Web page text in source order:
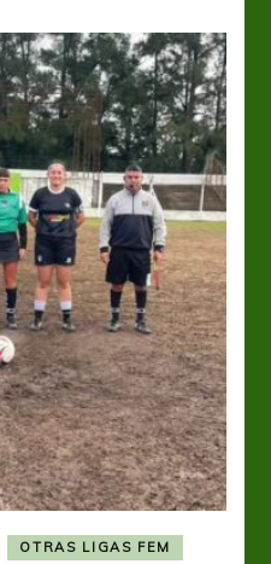
OTRAS LIGAS FEM